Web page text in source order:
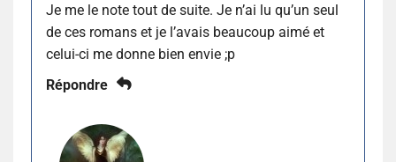
Je me le note tout de suite. Je n’ai lu qu’un seul
de ces romans et je l’avais beaucoup aimé et
celui-ci me donne bien envie ;p
Répondre